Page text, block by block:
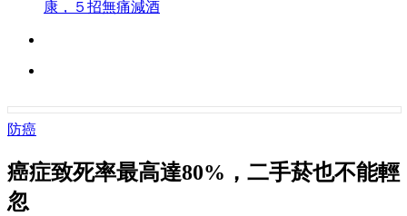
康，５招無痛減酒
防癌
癌症致死率最高達80%，二手菸也不能輕
忽